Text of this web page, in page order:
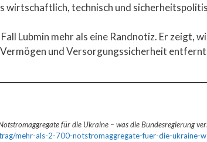
wirtschaftlich, technisch und
Lubmin mehr als eine Randnotiz. Er zeigt,
und Versorgungssicherheit
für die Ukraine – was die Bundesregierung
mehr-als-2-700-notstromaggregate-fuer-die-ukraine-